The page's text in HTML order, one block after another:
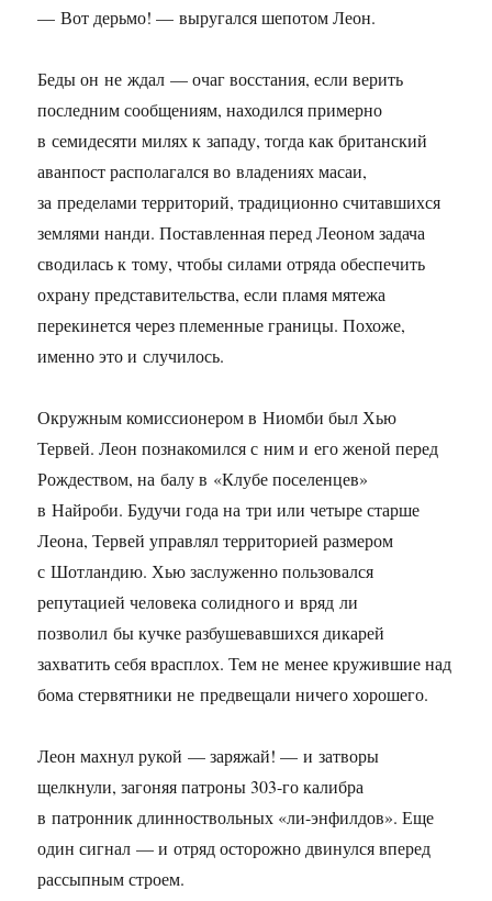
— Вот дерьмо! — выругался шепотом Леон.
Беды он не ждал — очаг восстания, если верить
последним сообщениям, находился примерно
в семидесяти милях к западу, тогда как британский
аванпост располагался во владениях масаи,
за пределами территорий, традиционно считавшихся
землями нанди. Поставленная перед Леоном задача
сводилась к тому, чтобы силами отряда обеспечить
охрану представительства, если пламя мятежа
перекинется через племенные границы. Похоже,
именно это и случилось.
Окружным комиссионером в Ниомби был Хью
Тервей. Леон познакомился с ним и его женой перед
Рождеством, на балу в «Клубе поселенцев»
в Найроби. Будучи года на три или четыре старше
Леона, Тервей управлял территорией размером
с Шотландию. Хью заслуженно пользовался
репутацией человека солидного и вряд ли
позволил бы кучке разбушевавшихся дикарей
захватить себя врасплох. Тем не менее кружившие над
бома стервятники не предвещали ничего хорошего.
Леон махнул рукой — заряжай! — и затворы
щелкнули, загоняя патроны 303-гокалибра
в патронник длинноствольных «ли-энфилдов». Еще
один сигнал — и отряд осторожно двинулся вперед
рассыпным строем.